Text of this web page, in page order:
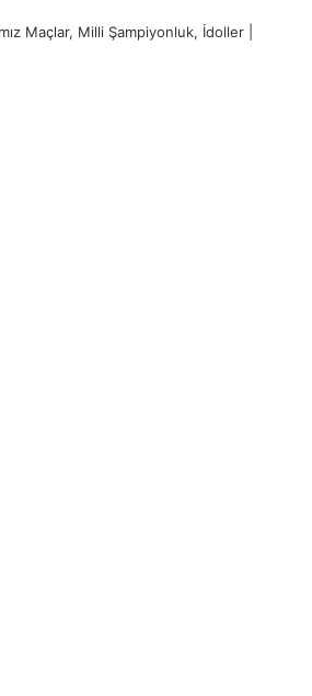
Maçlar, Milli Şampiyonluk, İdoller |